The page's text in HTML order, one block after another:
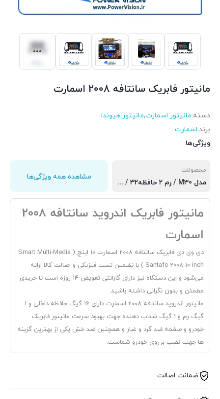
مانیتور فابریک سانتافه 2008 اسمارت
دسته:مانیتور اسمارت,مانیتور هیوندا
برند:اسمارت
ویژگی‌ها
محصولات
مدل M30 / رم ۲ حافظه۳۲ / برد سی پی یو کورتکس 8163 اپل کارپلی و اندروید اتو, مدل M10 اسمارت / رم ۱ و حافطه ۱۶ گیگابایت / برد mtk, مدل M20 اسمارت / رم ۲ و حافظه ۳۲ گیگابایت / برد 8163
مشاهده همه ویژگی‌ها
مانیتور فابریک اندروید سانتافه 2008
اسمارت
دی وی دی فابریک سانتافه 2008 اسمارت 10 اینچ ( Smart Multi-Media
Santafe 2008 10 inch ) با تضمین تست فیزیکی و اصالت کالا ارائه
می‌شود و این دستگاه نیز دارای گارانتی تعویض ۱۴ روزه است تا خریدی
مطمئن و بدون نگرانی داشته باشید.
مانیتور اندروید سانتافه 2008 اسمارت دارای 16 گیگ حافظه داخلی و 1
گیگ رم و 1 گیگ شتاب دهنده جهت بهبود سرعت مانیتور فابریک
خودرو و صفحه ضد گرد و غبار و همچنین ضد خش یکی از بهترین گزینه
ها جهت نصب برروی خودرو شماست.
ضمانت اصالت